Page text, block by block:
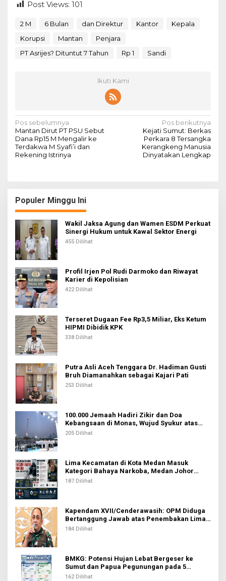
Post Views: 101
2 M 6 Bulan dan Direktur Kantor
Kepala
Korupsi
Mantan
Penjara
PT Asrijes? Dituntut 7 Tahun
Rp 1 Sandi
Ikuti Kami
N
a
v
a
s
i
p
o
s
Pos sebelumnya
Mantan Dirut PT PSU Sebut
Dana Rp15 M Mengalir ke
Terdakwa M Syafi’i dan
Rekening Istrinya
Pos berikutnya
Kejati Sumut: Berkas
Perkara 8 Tersangka
Kerangkeng Manusia
Dinyatakan Lengkap
Populer Minggu Ini
Wakil Jaksa Agung dan Wamen ESDM Perkuat
Sinergi Hukum untuk Kawal Sektor Energi
455 Dilihat
Profil Irjen Pol Rudi Darmoko dan Riwayat
Karier di Kepolisian
422 Dilihat
Terseret Dugaan Fee Rp3,5 Miliar, Eks Ketum
HIPMI Dibidik KPK
338 Dilihat
Putra Asli Aceh Tenggara Dr. Hadiman Gusti
Bruh Diamanahkan sebagai Kajari Pati
253 Dilihat
100.000 Jemaah Hadiri Zikir dan Doa
Kebangsaan di Monas, Wujud Syukur atas
Kemerdekaan Indonesia
205 Dilihat
Lima Kecamatan di Kota Medan Masuk
Kategori Bahaya Narkoba, Medan Johor
Tertinggi
187 Dilihat
Kapendam XVII/Cenderawasih: OPM Diduga
Bertanggung Jawab atas Penembakan Lima
Pekerja di Tolikara
184 Dilihat
BMKG: Potensi Hujan Lebat Bergeser ke
Sumut dan Papua Pegunungan pada 5
Agustus
162 Dilihat